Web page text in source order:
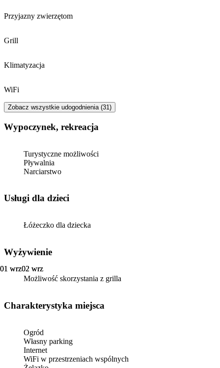
01 wrz02 wrz
01 wrz02 wrz
Przyjazny zwierzętom
Grill
Klimatyzacja
WiFi
Zobacz wszystkie udogodnienia (31)
Wypoczynek, rekreacja
Turystyczne możliwości
Pływalnia
Narciarstwo
usługi dla dzieci
Łóżeczko dla dziecka
Wyżywienie
Możliwość skorzystania z grilla
Charakterystyka miejsca
Ogród
Własny parking
Internet
WiFi w przestrzeniach wspólnych